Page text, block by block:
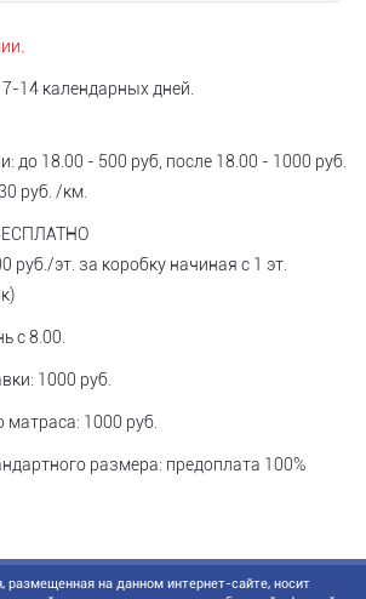
14 календарных дней.
до 18.00 - 500 руб, после 18.00 - 1000 руб.
руб. /км.
руб./эт. за коробку начиная с 1 эт.
с 8.00.
1000 руб.
матраса: 1000 руб.
размера: предоплата 100%
размещенная на данном интернет-сайте, носит